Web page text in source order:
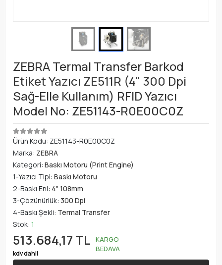
ZEBRA Termal Transfer Barkod
Etiket Yazıcı ZE511R (4" 300 Dpi
Sağ-Elle Kullanım) RFID Yazıcı
Model No: ZE51143-R0E00C0Z
Ürün Kodu: ZE51143-R0E00C0Z
Marka: ZEBRA
Kategori: Baskı Motoru (Print Engine)
1-Yazıcı Tipi: Baskı Motoru
2-Baskı Eni: 4" 108mm
3-Çözünürlük: 300 Dpi
4-Baskı Şekli: Termal Transfer
Stok: 1
513.684,17 TL
kdv dahil
KARGO
BEDAVA